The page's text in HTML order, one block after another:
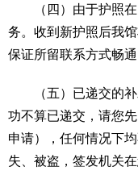
（四）由于护照
务。收到新护照后我
保证所留联系方式畅
（五）已递交的
功不算已递交，请您
申请），任何情况下
失、被盗，签发机关